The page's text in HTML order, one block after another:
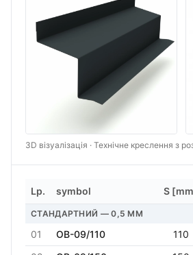
3D візуалізація · Технічне креслення з
Lp. symbol S
СТАНДАРТНИЙ — 0,5 MM
01 OB-09/110 110